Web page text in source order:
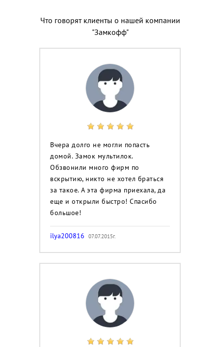
Что говорят клиенты о нашей компании
"Замкофф"
Вчера долго не могли попасть
домой. Замок мультилок.
Обзвонили много фирм по
вскрытию, никто не хотел браться
за такое. А эта фирма приехала, да
еще и открыли быстро! Спасибо
большое!
ilya200816 07.07.2015г.